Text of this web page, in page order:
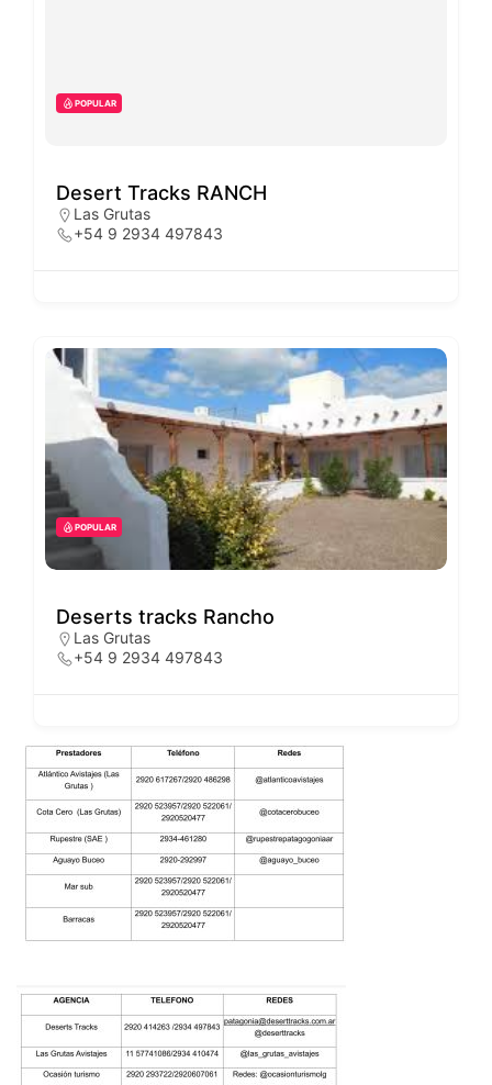
POPULAR
Desert Tracks RANCH
Las Grutas
+54 9 2934 497843
POPULAR
Deserts tracks Rancho
Las Grutas
+54 9 2934 497843